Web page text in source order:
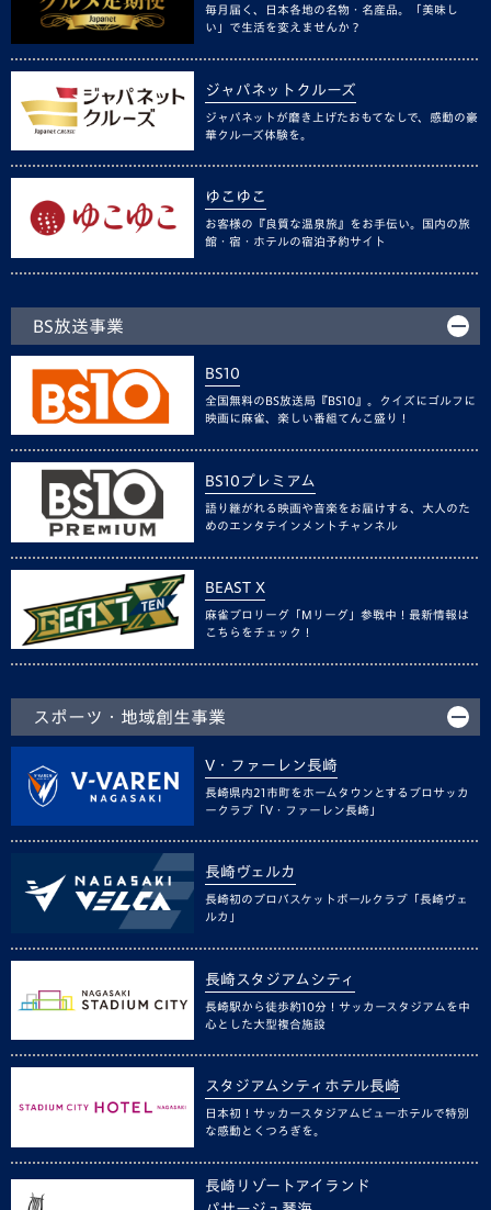
毎月届く、日本各地の名物・名産品。「美味し
い」で生活を変えませんか？
ジャパネットクルーズ
ジャパネットが磨き上げたおもてなしで、感動の豪
華クルーズ体験を。
ゆこゆこ
お客様の『良質な温泉旅』をお手伝い。国内の旅
館・宿・ホテルの宿泊予約サイト
BS放送事業
BS10
全国無料のBS放送局『BS10』。クイズにゴルフに
映画に麻雀、楽しい番組てんこ盛り！
BS10プレミアム
語り継がれる映画や音楽をお届けする、大人のた
めのエンタテインメントチャンネル
BEAST X
麻雀プロリーグ「Mリーグ」参戦中！最新情報は
こちらをチェック！
スポーツ・地域創生事業
V・ファーレン長崎
長崎県内21市町をホームタウンとするプロサッカ
ークラブ「V・ファーレン長崎」
長崎ヴェルカ
長崎初のプロバスケットボールクラブ「長崎ヴェ
ルカ」
長崎スタジアムシティ
長崎駅から徒歩約10分！サッカースタジアムを中
心とした大型複合施設
スタジアムシティホテル長崎
日本初！サッカースタジアムビューホテルで特別
な感動とくつろぎを。
長崎リゾートアイランド